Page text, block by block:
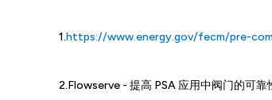
1.https://www.energy.gov/fecm/pre-
2.Flowserve - 提高 PSA 应用中阀门的可靠